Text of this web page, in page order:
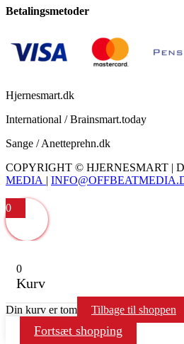
Betalingsmetoder
Hjernesmart.dk
International / Brainsmart.today
Sange / Anetteprehn.dk
COPYRIGHT © HJERNESMART |
MEDIA |
0
0
Kurv
Din kurv er tom Tilbage til shoppen
Fortsæt shopping